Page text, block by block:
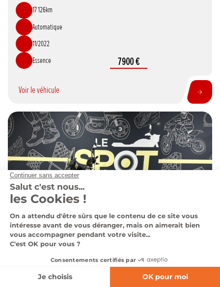
Affinez votre recherche
17 126km
Automatique
11/2022
Essence
7 900 €
Voir le véhicule
SAINTE-CATHERINE